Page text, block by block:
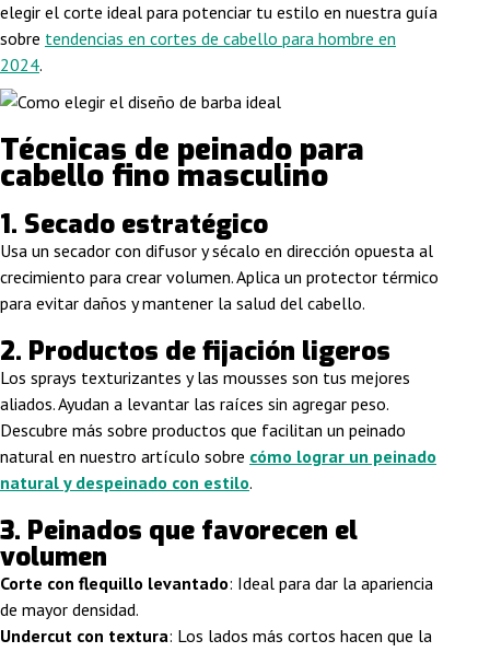
elegir el corte ideal para potenciar tu estilo en nuestra guía
sobre tendencias en cortes de cabello para hombre en
2024.
Técnicas de peinado para
cabello fino masculino
1. Secado estratégico
Usa un secador con difusor y sécalo en dirección opuesta al
crecimiento para crear volumen. Aplica un protector térmico
para evitar daños y mantener la salud del cabello.
2. Productos de fijación ligeros
Los sprays texturizantes y las mousses son tus mejores
aliados. Ayudan a levantar las raíces sin agregar peso.
Descubre más sobre productos que facilitan un peinado
natural en nuestro artículo sobre cómo lograr un peinado
natural y despeinado con estilo.
3. Peinados que favorecen el
volumen
Corte con flequillo levantado: Ideal para dar la apariencia
de mayor densidad.
Undercut con textura: Los lados más cortos hacen que la